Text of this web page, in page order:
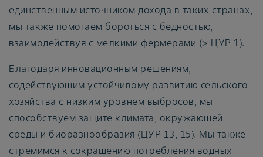
единственным источником дохода в таких странах,
мы также помогаем бороться с бедностью,
взаимодействуя с мелкими фермерами (> ЦУР 1).
Благодаря инновационным решениям,
содействующим устойчивому развитию сельского
хозяйства с низким уровнем выбросов, мы
способствуем защите климата, окружающей
среды и биоразнообразия (ЦУР 13, 15). Мы также
стремимся к сокращению потребления водных